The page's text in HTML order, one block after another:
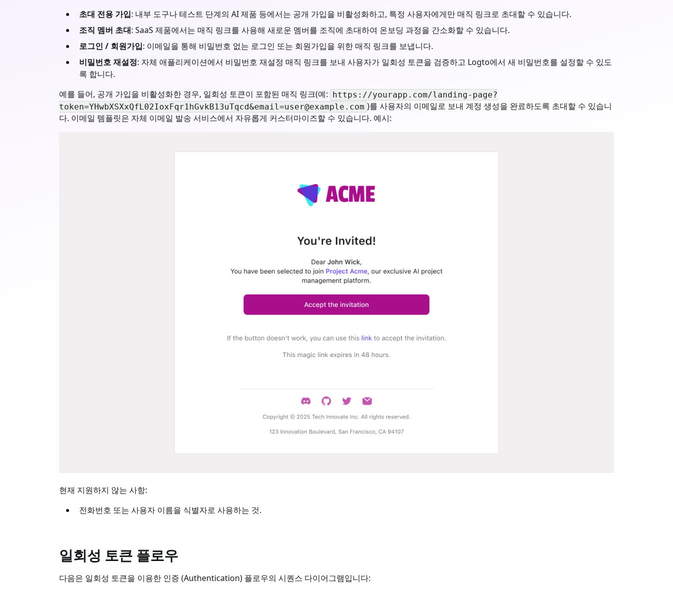
초대 전용 가입: 내부 도구나 테스트 단계의 AI 제품 등에서는 공개 가입을 비활성화하고, 특정 사용자에게만 매직 링크로 초대할 수 있습니다.
조직 멤버 초대: SaaS 제품에서는 매직 링크를 사용해 새로운 멤버를 조직에 초대하여 온보딩 과정을 간소화할 수 있습니다.
로그인 / 회원가입: 이메일을 통해 비밀번호 없는 로그인 또는 회원가입을 위한 매직 링크를 보냅니다.
비밀번호 재설정: 자체 애플리케이션에서 비밀번호 재설정 매직 링크를 보내 사용자가 일회성 토큰을 검증하고 Logto에서 새 비밀번호를 설정할 수 있도
록 합니다.
예를 들어, 공개 가입을 비활성화한 경우, 일회성 토큰이 포함된 매직 링크(예: https://yourapp.com/landing-page?
token=YHwbXSXxQfL02IoxFqr1hGvkB13uTqcd&email=user@example.com )를 사용자의 이메일로 보내 계정 생성을 완료하도록 초대할 수 있습니
다. 이메일 템플릿은 자체 이메일 발송 서비스에서 자유롭게 커스터마이즈할 수 있습니다. 예시:
현재 지원하지 않는 사항:
전화번호 또는 사용자 이름을 식별자로 사용하는 것.
일회성 토큰 플로우
다음은 일회성 토큰을 이용한 인증 (Authentication) 플로우의 시퀀스 다이어그램입니다: